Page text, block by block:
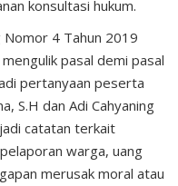
konsultasi hukum.
4 Tahun 2019
pasal demi pasal
pertanyaan peserta
S.H dan Adi Cahyaning
catatan terkait
warga, uang
merusak moral atau